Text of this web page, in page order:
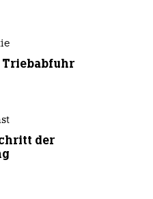
Triebabfuhr
der